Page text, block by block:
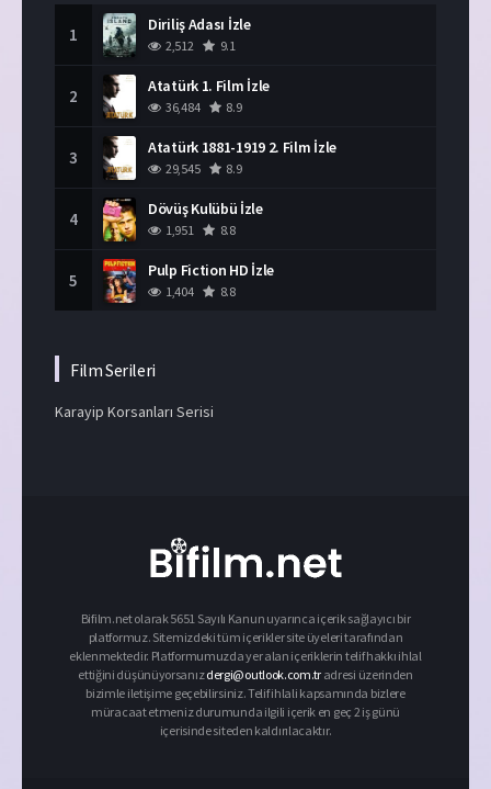
1 Diriliş Adası İzle
2,512 9.1
2 Atatürk 1. Film İzle
36,484 8.9
3 Atatürk 1881-1919 2. Film İzle
29,545 8.9
4 Dövüş Kulübü İzle
1,951 8.8
5 Pulp Fiction HD İzle
1,404 8.8
Film Serileri
Karayip Korsanları Serisi
Bifilm.net olarak 5651 Sayılı Kanun uyarınca içerik sağlayıcı bir
platformuz. Sitemizdeki tüm içerikler site üyeleri tarafından
eklenmektedir. Platformumuzda yer alan içeriklerin telif hakkı ihlal
ettiğini düşünüyorsanızdergi@outlook.com.tr adresi üzerinden
bizimle iletişime geçebilirsiniz. Telif ihlali kapsamında bizlere
müracaat etmeniz durumunda ilgili içerik en geç 2 iş günü
içerisinde siteden kaldırılacaktır.